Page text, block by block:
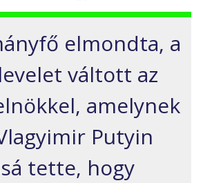
elmondta, a
váltott az
amelynek
Putyin
tette, hogy